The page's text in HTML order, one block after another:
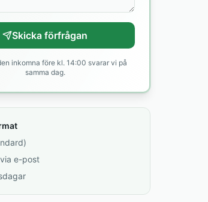
Skicka förfrågan
inkomna före kl. 14:00 svarar vi på
samma dag.
e-post